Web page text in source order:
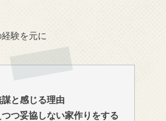
験を元に
と感じる理由
つ妥協しない家作りをする